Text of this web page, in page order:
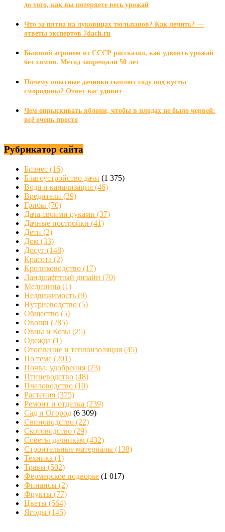
до того, как вы потеряете весь урожай
Что за пятна на луковицах тюльпанов? Как лечить? —
ответы экспертов 7dach.ru
Бывший агроном из СССР рассказал, как удвоить урожай
без химии. Метод запрещали 50 лет
Почему опытные дачники сыплют соду под кусты
смородины? Ответ вас удивит
Чем опрыскивать яблони, чтобы в плодах не было червей:
всё очень просто
Рубрикатор сайта
Бизнес (16)
Благоустройство дачи (1 375)
Вода и канализация (46)
Вредители (39)
Грибы (70)
Дача своими руками (37)
Дачные постройки (41)
Дети (2)
Дом (33)
Досуг (148)
Красота (2)
Кролиководство (17)
Ландшафтный дизайн (70)
Медицина (1)
Недвижимость (9)
Нутриеводство (5)
Общество (5)
Овощи (285)
Овцы и Козы (25)
Одежда (1)
Отопление и теплоизоляция (45)
По теме (201)
Почва, удобрения (23)
Птицеводство (48)
Пчеловодство (10)
Растения (375)
Ремонт и отделка (239)
Сад и Огород (6 309)
Свиноводство (22)
Скотоводство (29)
Советы дачникам (432)
Строительные материалы (138)
Техника (1)
Травы (502)
Фермерское подворье (1 017)
Финансы (2)
Фрукты (77)
Цветы (564)
Ягоды (145)